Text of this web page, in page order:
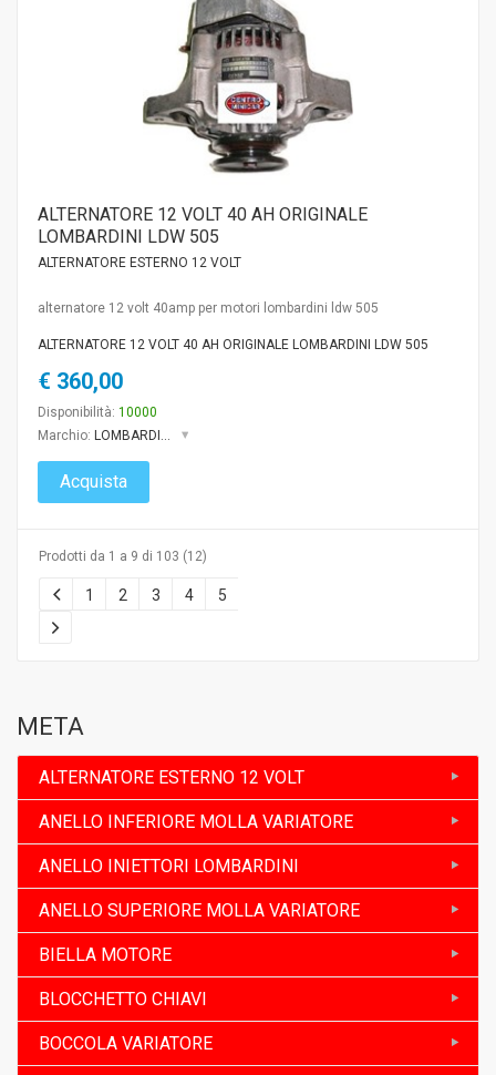
ALTERNATORE 12 VOLT 40 AH ORIGINALE
LOMBARDINI LDW 505
ALTERNATORE ESTERNO 12 VOLT
alternatore 12 volt 40amp per motori lombardini ldw 505
ALTERNATORE 12 VOLT 40 AH ORIGINALE LOMBARDINI LDW 505
€ 360,00
Disponibilità: 10000
Marchio:
Acquista
Prodotti da 1 a 9 di 103 (12)
1 2 3 4 5
META
ALTERNATORE ESTERNO 12 VOLT
ANELLO INFERIORE MOLLA VARIATORE
ANELLO INIETTORI LOMBARDINI
ANELLO SUPERIORE MOLLA VARIATORE
BIELLA MOTORE
BLOCCHETTO CHIAVI
BOCCOLA VARIATORE